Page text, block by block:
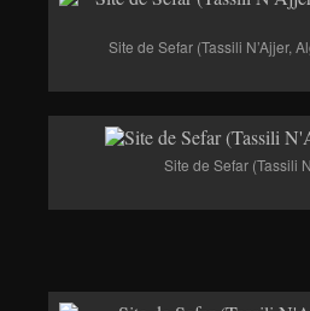
Site de Sefar (Tassili N’Ajjer,
Site de Sefar (Tassili